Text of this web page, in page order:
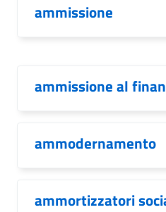
ammissione
ammissione al
ammodernamento
ammortizzatori